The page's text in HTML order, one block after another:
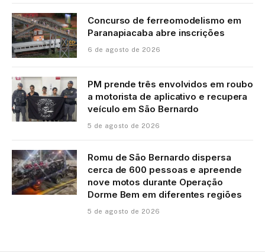
Concurso de ferreomodelismo em
Paranapiacaba abre inscrições
6 de agosto de 2026
PM prende três envolvidos em roubo
a motorista de aplicativo e recupera
veículo em São Bernardo
5 de agosto de 2026
Romu de São Bernardo dispersa
cerca de 600 pessoas e apreende
nove motos durante Operação
Dorme Bem em diferentes regiões
5 de agosto de 2026